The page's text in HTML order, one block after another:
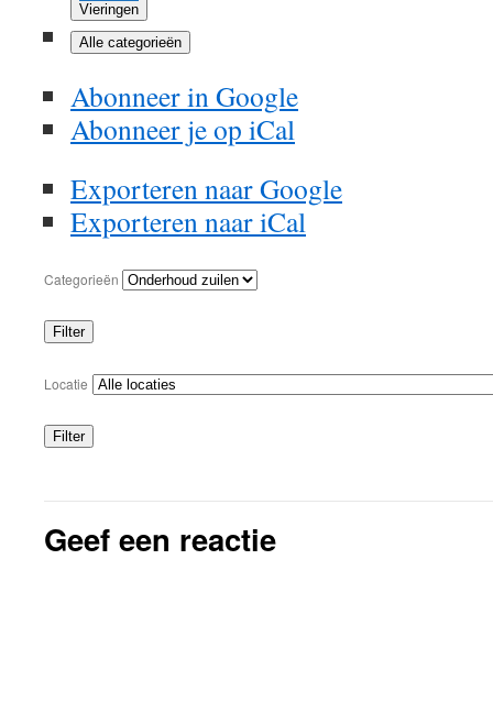
Vieringen
Alle categorieën
Abonneer inGoogle
Abonneer je op iCal
Exporteren naarGoogle
Exporteren naariCal
Categorieën
Filter
Categorieën
Locatie
Filter
Locaties
Geef een reactie